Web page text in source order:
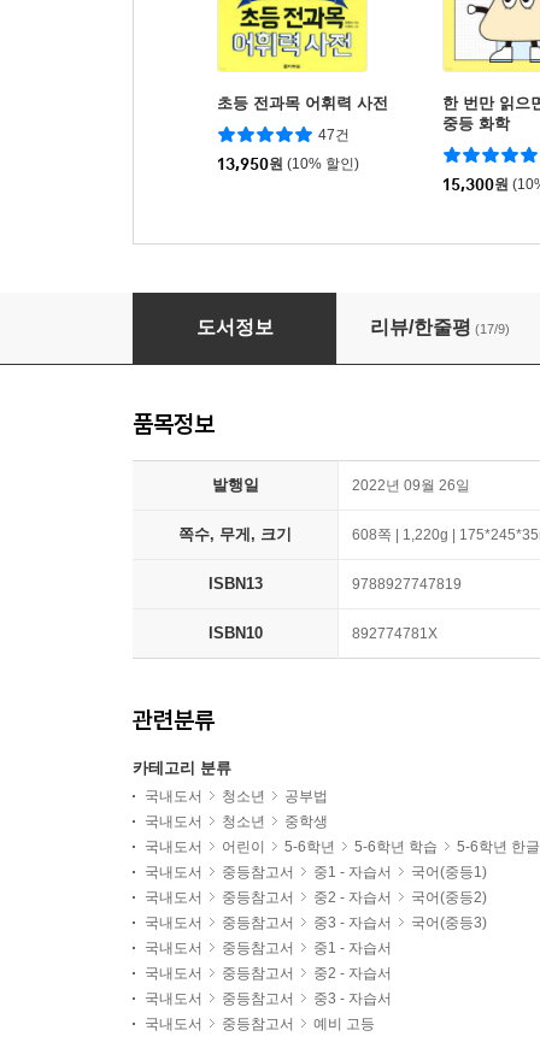
초등 전과목 어휘력 사전
47건
13,950원 (10% 할인)
한 번만 읽으
중등 화학
15,300원
중등 전과목 필수 어휘력 사전
도서정보 리뷰/한줄평 (17/9)
품목정보
발행일 2022년 09월 26일
쪽수, 무게, 크기 608쪽 | 1,220g |
ISBN13 9788927747819
ISBN10 892774781X
관련분류
카테고리 분류
국내도서 청소년
공부법
국내도서
청소년
중학생
국내도서
어린이 5-6학년 5-6학년 학습
5-6학년 한
국내도서
중등참고서 중1 - 자습서
국어(중등1)
국내도서
중등참고서 중2 - 자습서
국어(중등2)
국내도서
중등참고서 중3 - 자습서
국어(중등3)
국내도서
중등참고서
중1 - 자습서
국내도서
중등참고서
중2 - 자습서
국내도서
중등참고서
중3 - 자습서
국내도서
중등참고서 예비 고등